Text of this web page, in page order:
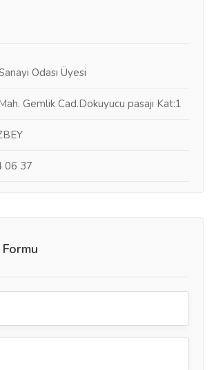
Odası Üyesi
Gemlik Cad.Dokuyucu pasajı Kat:1
06 37